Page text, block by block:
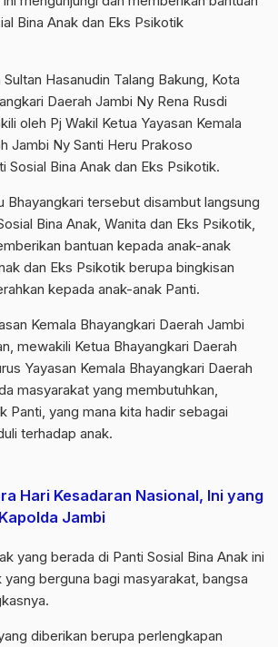
Bina Anak dan Eks Psikotik
Hasanudin Talang Bakung, Kota
Daerah Jambi Ny Rena Rusdi
oleh Pj Wakil Ketua Yayasan Kemala
Jambi Ny Santi Heru Prakoso
Sosial Bina Anak dan Eks Psikotik.
Bhayangkari tersebut disambut langsung
Bina Anak, Wanita dan Eks Psikotik,
bantuan kepada anak-anak
dan Eks Psikotik berupa bingkisan
kepada anak-anak Panti.
Kemala Bhayangkari Daerah Jambi
mewakili Ketua Bhayangkari Daerah
Yayasan Kemala Bhayangkari Daerah
masyarakat yang membutuhkan,
Panti, yang mana kita hadir sebagai
terhadap anak.
Hari Kesadaran Nasional, Ini yang
Jambi
yang berada di Panti Sosial Bina Anak ini
yang berguna bagi masyarakat, bangsa
diberikan berupa perlengkapan